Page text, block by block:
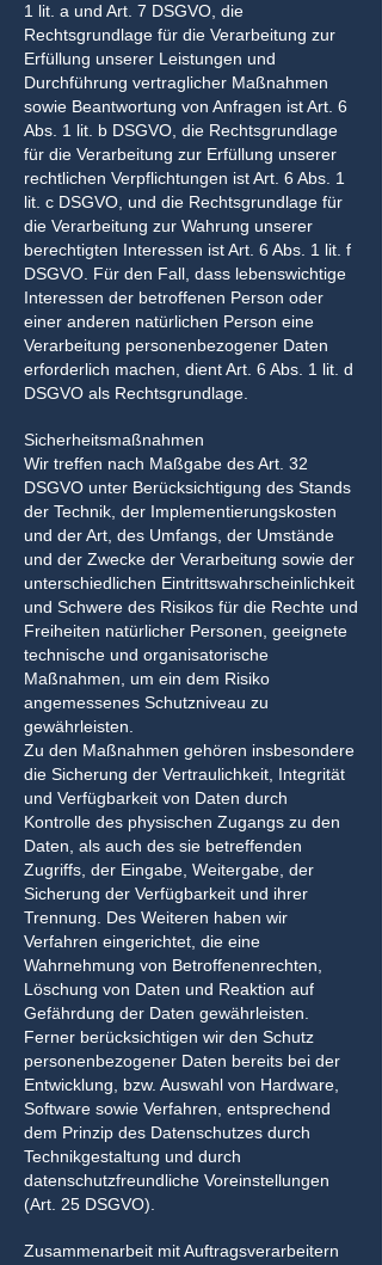
1 lit. a und Art. 7 DSGVO, die
Rechtsgrundlage für die Verarbeitung zur
Erfüllung unserer Leistungen und
Durchführung vertraglicher Maßnahmen
sowie Beantwortung von Anfragen ist Art. 6
Abs. 1 lit. b DSGVO, die Rechtsgrundlage
für die Verarbeitung zur Erfüllung unserer
rechtlichen Verpflichtungen ist Art. 6 Abs. 1
lit. c DSGVO, und die Rechtsgrundlage für
die Verarbeitung zur Wahrung unserer
berechtigten Interessen ist Art. 6 Abs. 1 lit. f
DSGVO. Für den Fall, dass lebenswichtige
Interessen der betroffenen Person oder
einer anderen natürlichen Person eine
Verarbeitung personenbezogener Daten
erforderlich machen, dient Art. 6 Abs. 1 lit. d
DSGVO als Rechtsgrundlage.
Sicherheitsmaßnahmen
Wir treffen nach Maßgabe des Art. 32
DSGVO unter Berücksichtigung des Stands
der Technik, der Implementierungskosten
und der Art, des Umfangs, der Umstände
und der Zwecke der Verarbeitung sowie der
unterschiedlichen Eintrittswahrscheinlichkeit
und Schwere des Risikos für die Rechte und
Freiheiten natürlicher Personen, geeignete
technische und organisatorische
Maßnahmen, um ein dem Risiko
angemessenes Schutzniveau zu
gewährleisten.
Zu den Maßnahmen gehören insbesondere
die Sicherung der Vertraulichkeit, Integrität
und Verfügbarkeit von Daten durch
Kontrolle des physischen Zugangs zu den
Daten, als auch des sie betreffenden
Zugriffs, der Eingabe, Weitergabe, der
Sicherung der Verfügbarkeit und ihrer
Trennung. Des Weiteren haben wir
Verfahren eingerichtet, die eine
Wahrnehmung von Betroffenenrechten,
Löschung von Daten und Reaktion auf
Gefährdung der Daten gewährleisten.
Ferner berücksichtigen wir den Schutz
personenbezogener Daten bereits bei der
Entwicklung, bzw. Auswahl von Hardware,
Software sowie Verfahren, entsprechend
dem Prinzip des Datenschutzes durch
Technikgestaltung und durch
datenschutzfreundliche Voreinstellungen
(Art. 25 DSGVO).
Zusammenarbeit mit Auftragsverarbeitern